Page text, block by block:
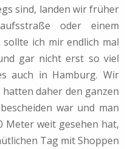
sind, landen wir früher
oder einem
ich mir endlich mal
gar nicht erst so viel
auch in Hamburg. Wir
daher den ganzen
war und man
Meter weit gesehen hat,
Tag mit Shoppen